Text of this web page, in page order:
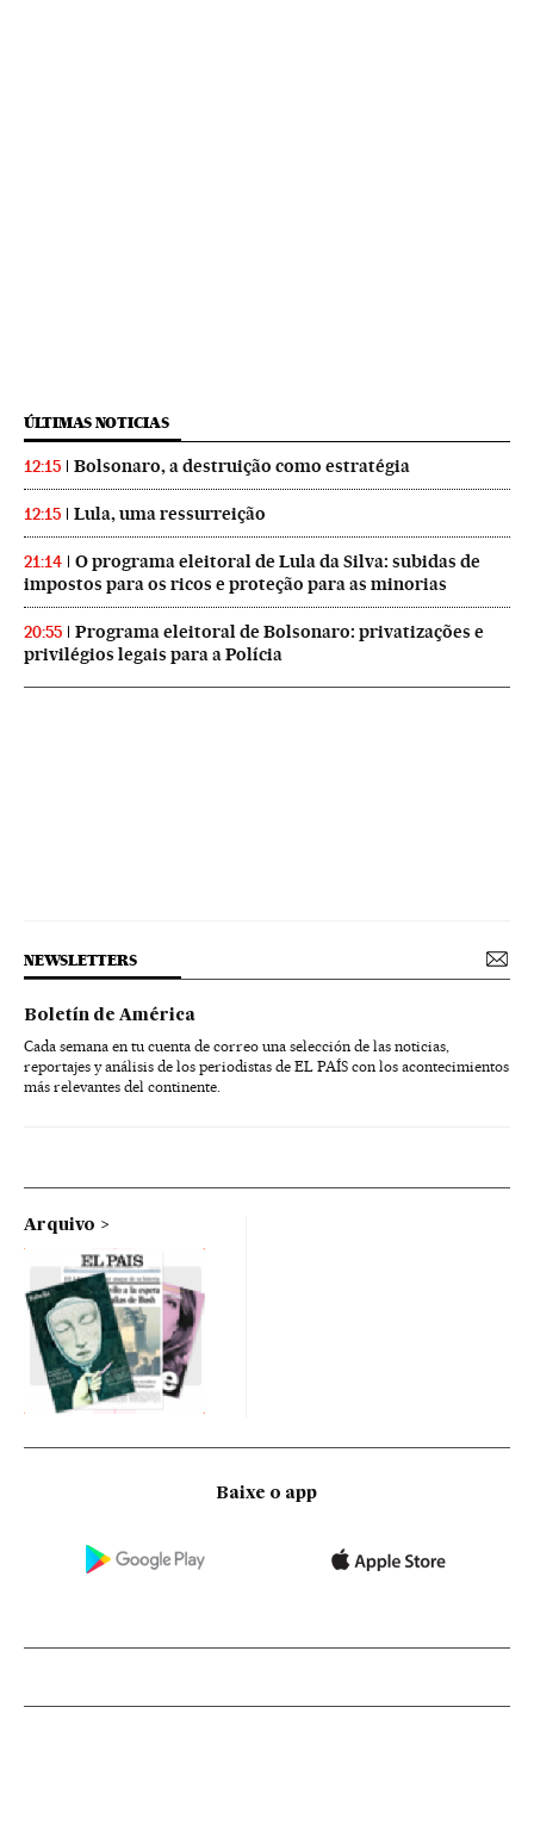
ÚLTIMAS NOTICIAS
12:15 Bolsonaro, a destruição como estratégia
12:15 Lula, uma ressurreição
21:14
O programa eleitoral de Lula da Silva: subidas de
impostos para os ricos e proteção para as minorias
20:55
Programa eleitoral de Bolsonaro: privatizações e
privilégios legais para a Polícia
NEWSLETTERS
Boletín de América
Cada semana en tu cuenta de correo una selección de las noticias,
reportajes y análisis de los periodistas de EL PAÍS con los acontecimientos
más relevantes del continente.
Arquivo
Baixe o app